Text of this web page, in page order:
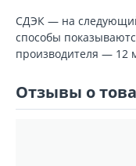
СДЭК — на
способы
производителя — 12
Отзывы о